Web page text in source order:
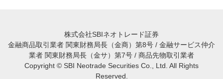
株式会社SBIネオトレード証券
金融商品取引業者 関東財務局長（金商）第8号 / 金融サービス仲介
業者 関東財務局長（金サ）第7号 / 商品先物取引業者
Copyright © SBI Neotrade Securities Co., Ltd. All Rights
Reserved.